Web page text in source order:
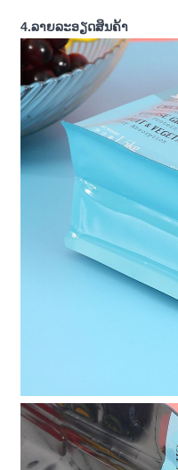
4.ລາຍລະອຽດສິນຄ້າ